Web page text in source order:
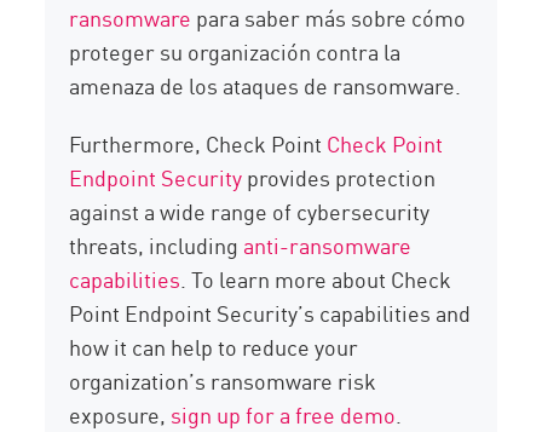
ransomware para saber más sobre cómo
proteger su organización contra la
amenaza de los ataques de ransomware.
Furthermore, Check Point Check Point
Endpoint Securityprovides protection
against a wide range of cybersecurity
threats, including anti-ransomware
capabilities. To learn more about Check
Point Endpoint Security’s capabilities and
how it can help to reduce your
organization’s ransomware risk
exposure, sign up for a free demo.